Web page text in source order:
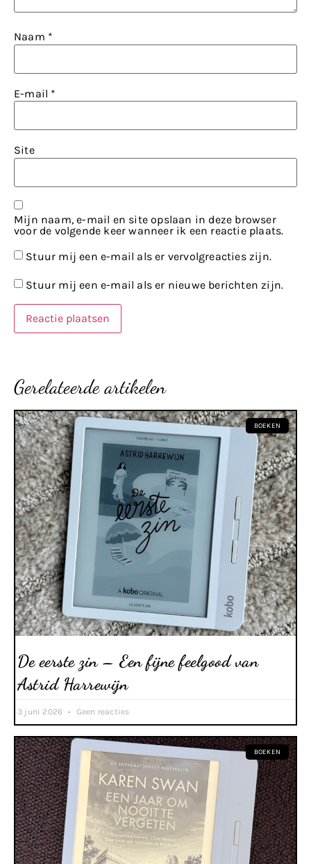
Naam *
E-mail *
Site
Mijn naam, e-mail en site opslaan in deze browser
voor de volgende keer wanneer ik een reactie plaats.
Stuur mij een e-mail als er vervolgreacties zijn.
Stuur mij een e-mail als er nieuwe berichten zijn.
Gerelateerde artikelen
BOEKEN
De eerste zin – Een fijne feelgood van
Astrid Harrewijn
3 juni 2026 Geen reacties
BOEKEN